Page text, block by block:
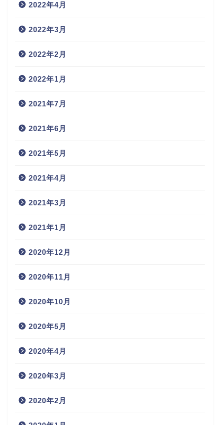
2022年4月
2022年3月
2022年2月
2022年1月
2021年7月
2021年6月
2021年5月
2021年4月
2021年3月
2021年1月
2020年12月
2020年11月
2020年10月
2020年5月
2020年4月
2020年3月
2020年2月